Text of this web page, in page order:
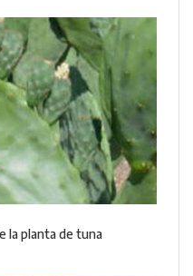
la planta de tuna